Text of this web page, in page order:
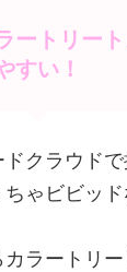
st
ートリー
すい！
クラウド
ゃビビッ
ラートリ